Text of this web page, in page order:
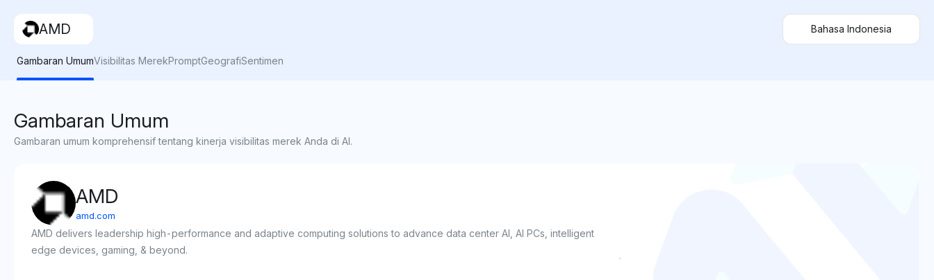
AMD Bahasa Indonesia
Gambaran UmumVisibilitas MerekPromptGeografiSentimen
Gambaran Umum
Gambaran umum komprehensif tentang kinerja visibilitas merek Anda di AI.
AMD
amd.com
AMD delivers leadership high-performance and adaptive computing solutions to advance data center AI, AI PCs, intelligent
edge devices, gaming, & beyond.